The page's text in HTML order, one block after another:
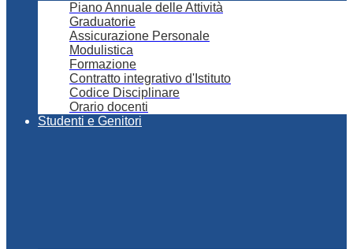
Piano Annuale delle Attività
Graduatorie
Assicurazione Personale
Modulistica
Formazione
Contratto integrativo d'Istituto
Codice Disciplinare
Orario docenti
Studenti e Genitori